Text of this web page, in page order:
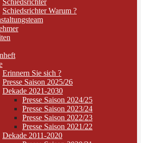
Schiedsrichter
Schiedsrichter Warum ?
Erinnern Sie sich ?
Presse Saison 2025/26
Dekade 2021-2030
Presse Saison 2024/25
Presse Saison 2023/24
Presse Saison 2022/23
Presse Saison 2021/22
Dekade 2011-2020